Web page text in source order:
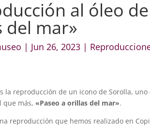
al óleo
del mar»
| Jun 26, 2023 |
la reproducción de un icono de Sorolla,
que más, «Paseo a orillas del mar».
reproducción que hemos realizado en